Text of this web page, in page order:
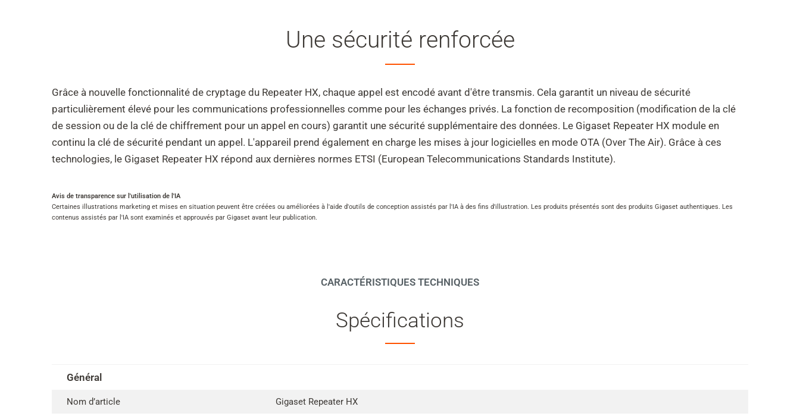
Une sécurité renforcée
Grâce à nouvelle fonctionnalité de cryptage du Repeater HX, chaque appel est encodé avant d'être transmis. Cela garantit un niveau de sécurité
particulièrement élevé pour les communications professionnelles comme pour les échanges privés. La fonction de recomposition (modification de la clé
de session ou de la clé de chiffrement pour un appel en cours) garantit une sécurité supplémentaire des données. Le Gigaset Repeater HX module en
continu la clé de sécurité pendant un appel. L'appareil prend également en charge les mises à jour logicielles en mode OTA (Over The Air). Grâce à ces
technologies, le Gigaset Repeater HX répond aux dernières normes ETSI (European Telecommunications Standards Institute).
Avis de transparence sur l'utilisation de l'IA
Certaines illustrations marketing et mises en situation peuvent être créées ou améliorées à l'aide d'outils de conception assistés par l'IA à des fins d'illustration. Les produits présentés sont des produits Gigaset authentiques. Les
contenus assistés par l'IA sont examinés et approuvés par Gigaset avant leur publication.
CARACTÉRISTIQUES TECHNIQUES
Spécifications
Général
Nom d’article Gigaset Repeater HX